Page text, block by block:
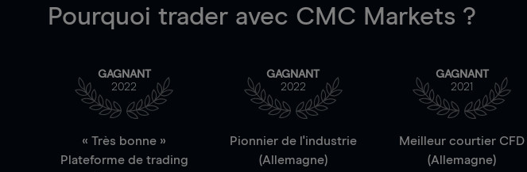
Pourquoi trader avec CMC Markets ?
GAGNANT
2022
« Très bonne »
Plateforme de trading
GAGNANT
2022
Pionnier de l'industrie
(Allemagne)
GAGNANT
2021
Meilleur courtier CFD
(Allemagne)